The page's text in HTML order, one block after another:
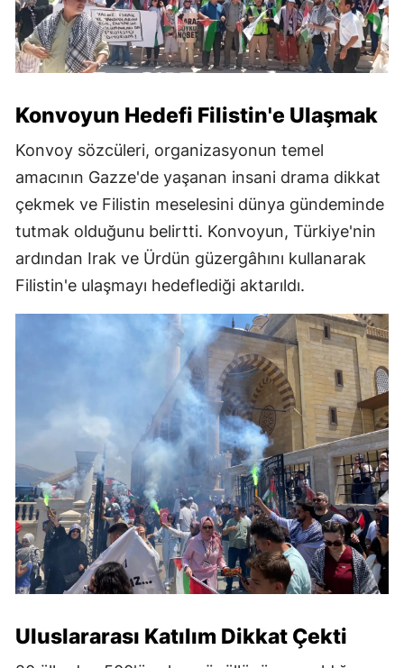
Konvoyun Hedefi Filistin'e Ulaşmak
Konvoy sözcüleri, organizasyonun temel
amacının Gazze'de yaşanan insani drama dikkat
çekmek ve Filistin meselesini dünya gündeminde
tutmak olduğunu belirtti. Konvoyun, Türkiye'nin
ardından Irak ve Ürdün güzergâhını kullanarak
Filistin'e ulaşmayı hedeflediği aktarıldı.
Uluslararası Katılım Dikkat Çekti